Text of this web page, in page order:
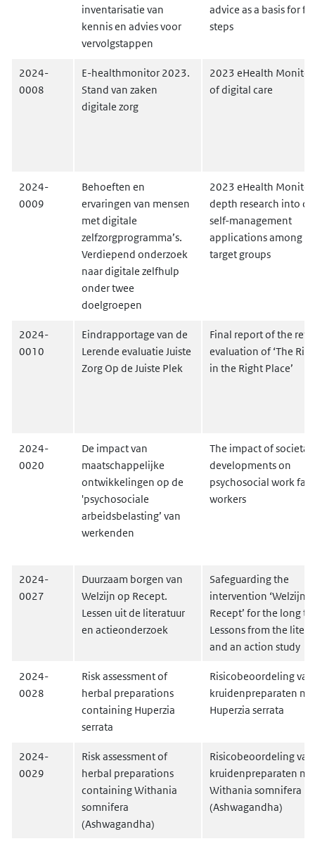
inventarisatie van
kennis en advies voor
vervolgstappen
advice as a basis for
steps
2024-
0008
E-healthmonitor 2023.
Stand van zaken
digitale zorg
2023 eHealth
of digital care
2024-
0009
Behoeften en
ervaringen van mensen
met digitale
zelfzorgprogramma’s.
Verdiepend onderzoek
naar digitale zelfhulp
onder twee
doelgroepen
2023 eHealth
depth research into
self-management
applications among
target groups
2024-
0010
Eindrapportage van de
Lerende evaluatie Juiste
Zorg Op de Juiste Plek
Final report of the
evaluation of ‘The
in the Right Place’
2024-
0020
De impact van
maatschappelijke
ontwikkelingen op de
'psychosociale
arbeidsbelasting’ van
werkenden
The impact of societal
developments on
psychosocial work
workers
2024-
0027
Duurzaam borgen van
Welzijn op Recept.
Lessen uit de literatuur
en actieonderzoek
Safeguarding the
intervention ‘Welzijn
Recept’ for the long
Lessons from the
and an action study
2024-
0028
Risk assessment of
herbal preparations
containing Huperzia
serrata
Risicobeoordeling van
kruidenpreparaten
Huperzia serrata
2024-
0029
Risk assessment of
herbal preparations
containing Withania
somnifera
(Ashwagandha)
Risicobeoordeling van
kruidenpreparaten
Withania somnifera
(Ashwagandha)